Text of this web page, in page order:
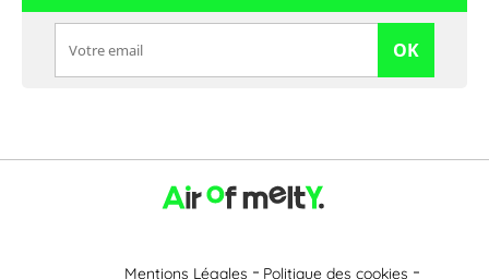
OK
Mentions Légales Politique des cookies